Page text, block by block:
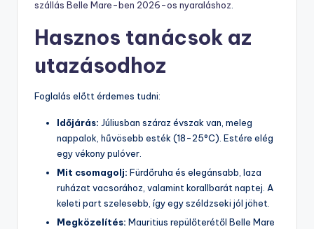
szállás Belle Mare-ben 2026-os nyaraláshoz
Hasznos tanácsok az
utazásodhoz
Foglalás előtt érdemes tudni:
Időjárás: Júliusban száraz évszak van, meleg
nappalok, hűvösebb esték (18-25°C). Estére elég
egy vékony pulóver.
Mit csomagolj: Fürdőruha és elegánsabb, laza
ruházat vacsorához, valamint korallbarát naptej. A
keleti part szelesebb, így egy széldzseki jól jöhet.
Megközelítés: Mauritius repülőterétől Belle Mare